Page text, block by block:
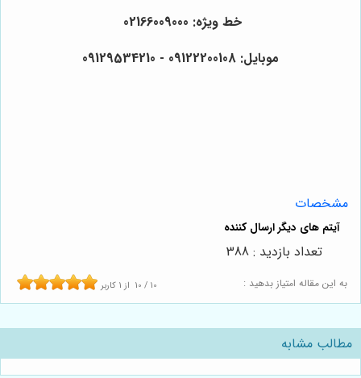
خط ویژه: 02166009000
موبایل: 09122200108 - 09129534210
مشخصات
به این مقاله امتیاز بدهید : 10 / 10 از 1 کاربر
تعداد بازدید : 388
مطالب مشابه